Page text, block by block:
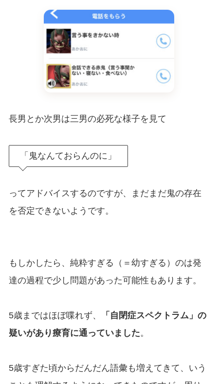
長男とか次男は三男の必死な様子を見て
「鬼なんておらんのに」
ってアドバイスするのですが、まだまだ鬼の存在
を否定できないようです。
もしかしたら、純粋すぎる（＝幼すぎる）のは発
達の過程で少し問題があった可能性もあります。
5歳まではほぼ喋れず、
「自閉症スペクトラム」の
疑いがあり療育に通っていました。
5歳すぎた頃からだんだん語彙も増えてきて、いう